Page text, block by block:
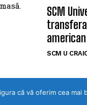
SCM
SCM U
că vă oferim cea